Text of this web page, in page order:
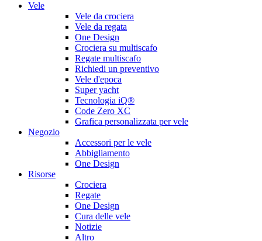
Vele
Vele da crociera
Vele da regata
One Design
Crociera su multiscafo
Regate multiscafo
Richiedi un preventivo
Vele d'epoca
Super yacht
Tecnologia iQ®
Code Zero XC
Grafica personalizzata per vele
Negozio
Accessori per le vele
Abbigliamento
One Design
Risorse
Crociera
Regate
One Design
Cura delle vele
Notizie
Altro